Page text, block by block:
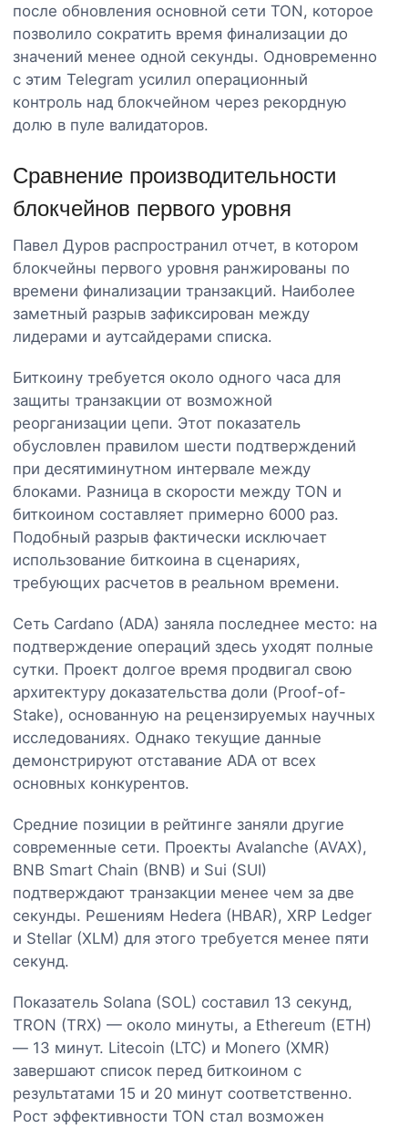
после обновления основной сети TON, которое
позволило сократить время финализации до
значений менее одной секунды. Одновременно
с этим Telegram усилил операционный
контроль над блокчейном через рекордную
долю в пуле валидаторов.
Сравнение производительности
блокчейнов первого уровня
Павел Дуров распространил отчет, в котором
блокчейны первого уровня ранжированы по
времени финализации транзакций. Наиболее
заметный разрыв зафиксирован между
лидерами и аутсайдерами списка.
Биткоину требуется около одного часа для
защиты транзакции от возможной
реорганизации цепи. Этот показатель
обусловлен правилом шести подтверждений
при десятиминутном интервале между
блоками. Разница в скорости между TON и
биткоином составляет примерно 6000 раз.
Подобный разрыв фактически исключает
использование биткоина в сценариях,
требующих расчетов в реальном времени.
Сеть Cardano (ADA) заняла последнее место: на
подтверждение операций здесь уходят полные
сутки. Проект долгое время продвигал свою
архитектуру доказательства доли (Proof-of-
Stake), основанную на рецензируемых научных
исследованиях. Однако текущие данные
демонстрируют отставание ADA от всех
основных конкурентов.
Средние позиции в рейтинге заняли другие
современные сети. Проекты Avalanche (AVAX),
BNB Smart Chain (BNB) и Sui (SUI)
подтверждают транзакции менее чем за две
секунды. Решениям Hedera (HBAR), XRP Ledger
и Stellar (XLM) для этого требуется менее пяти
секунд.
Показатель Solana (SOL) составил 13 секунд,
TRON (TRX) — около минуты, а Ethereum (ETH)
— 13 минут. Litecoin (LTC) и Monero (XMR)
завершают список перед биткоином с
результатами 15 и 20 минут соответственно.
Рост эффективности TON стал возможен